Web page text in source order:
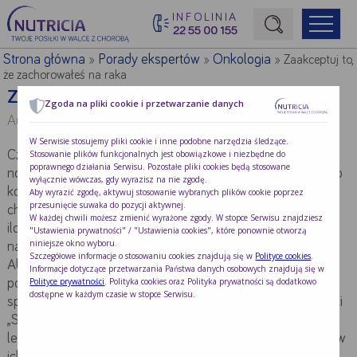
INFOLINIA
22 55 00 155
Początek treści głównej
Strona główna » Porady ekspertów » Onkologia »Zaakceptuj to,
że zachorowałeś na raka
Zaakceptuj to, że zachorowałeś na raka
Autor:
Często pierwszy bezpośredni kontakt z chorobą
nowotworową mamy wówczas, gdy dotyka nas samych lub
kogoś z najbliższego otoczenia. Próbom oswojenia myśli o
chorobie towarzyszy wiele emocji, pojawia się niezliczona
ilość pytań, rodzą się wątpliwości. Nie jesteś odosobniony:
naturalną reakcją człowieka jest strach przed nowotworem.
Aby go opanować i zebrać siły do walki z chorobą, warto
poznać doświadczenia innych pacjentów oraz wskazówki
specjalistów. Zachęcamy do przeczytania fragmentu książki
„SIŁA ŻYCIA. Podaj dalej…”. Zawiera ona porady eksperta –
lekarza onkologa, który na co dzień towarzyszy pacjentom w
Zgoda na pliki cookie i przetwarzanie danych
W Serwisie stosujemy pliki cookie i inne podobne narzędzia śledzące.
Stosowanie plików funkcjonalnych jest obowiązkowe i niezbędne do
poprawnego działania Serwisu. Pozostałe pliki cookies będą stosowane
wyłącznie wówczas, gdy wyrazisz na nie zgodę.
Aby wyrazić zgodę, aktywuj stosowanie wybranych plików cookie poprzez
przesunięcie suwaka do pozycji aktywnej.
W każdej chwili możesz zmienić wyrażone zgody. W stopce Serwisu znajdziesz
"Ustawienia prywatności" / "Ustawienia cookies", które ponownie otworzą
niniejsze okno wyboru.
Szczegółowe informacje o stosowaniu cookies znajdują się w Polityce cookies
Informacje dotyczące przetwarzania Państwa danych osobowych znajdują się w
Polityce prywatności . Polityka cookies oraz Polityka prywatności są dodatkowo
dostępne w każdym czasie w stopce Serwisu.